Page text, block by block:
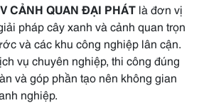
CẢNH QUAN ĐẠI PHÁT là đơn vị
pháp cây xanh và cảnh quan trọn
và các khu công nghiệp lân cận.
vụ chuyên nghiệp, thi công đúng
và góp phần tạo nên không gian
nghiệp.